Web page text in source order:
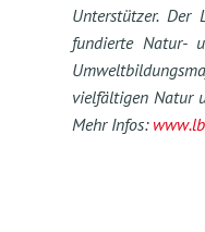
Unterstützer.
fundierte Natur-
vielfältigen Natur
Mehr Infos: